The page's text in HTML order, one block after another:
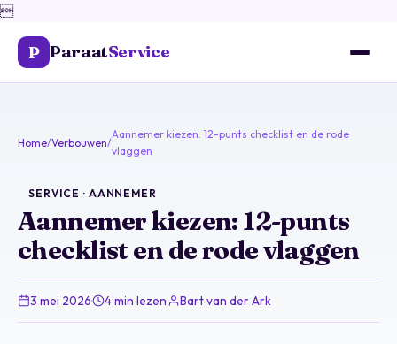

P ParaatService
Home/Verbouwen/
Aannemer kiezen: 12-punts checklist en de rode
vlaggen
SERVICE · AANNEMER
Aannemer kiezen: 12-punts
checklist en de rode vlaggen
3 mei 2026· 4 min lezen· Bart van der Ark